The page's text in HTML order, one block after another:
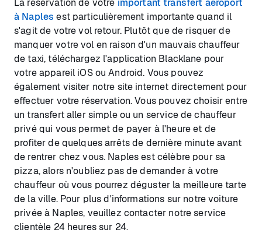
La réservation de votre important transfert aéroport
à Naples est particulièrement importante quand il
s'agit de votre vol retour. Plutôt que de risquer de
manquer votre vol en raison d'un mauvais chauffeur
de taxi, téléchargez l'application Blacklane pour
votre appareil iOS ou Android. Vous pouvez
également visiter notre site internet directement pour
effectuer votre réservation. Vous pouvez choisir entre
un transfert aller simple ou un service de chauffeur
privé qui vous permet de payer à l'heure et de
profiter de quelques arrêts de dernière minute avant
de rentrer chez vous. Naples est célèbre pour sa
pizza, alors n'oubliez pas de demander à votre
chauffeur où vous pourrez déguster la meilleure tarte
de la ville. Pour plus d'informations sur notre voiture
privée à Naples, veuillez contacter notre service
clientèle 24 heures sur 24.